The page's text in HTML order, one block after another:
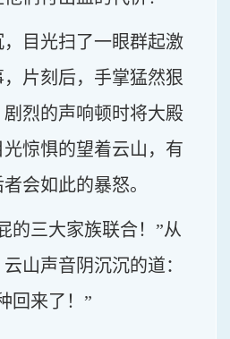
目光扫了一眼群起激
片刻后，手掌猛然狠
烈的声响顿时将大殿
惊惧的望着云山，有
会如此的暴怒。
的三大家族联合！”从
山声音阴沉沉的道：
回来了！”